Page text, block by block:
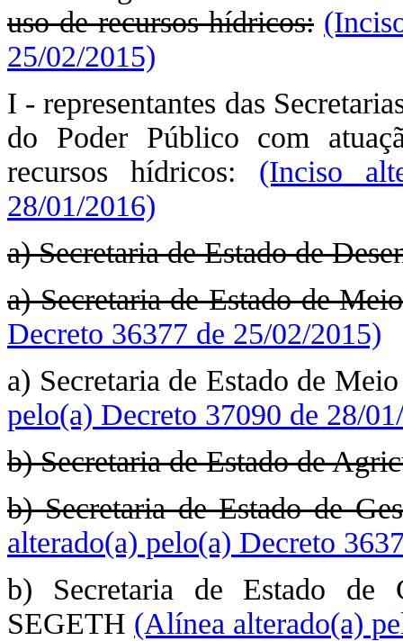
uso de recursos hídricos:
25/02/2015)
I - representantes das
do Poder Público com
recursos hídricos: (Inciso
28/01/2016)
a) Secretaria de Estado de
a) Secretaria de Estado de
Decreto 36377 de 25/02/2015)
a) Secretaria de Estado de
pelo(a) Decreto 37090 de 28/
b) Secretaria de Estado de
b) Secretaria de Estado de
alterado(a) pelo(a) Decreto
b) Secretaria de Estado de
SEGETH (Alínea alterado(a)